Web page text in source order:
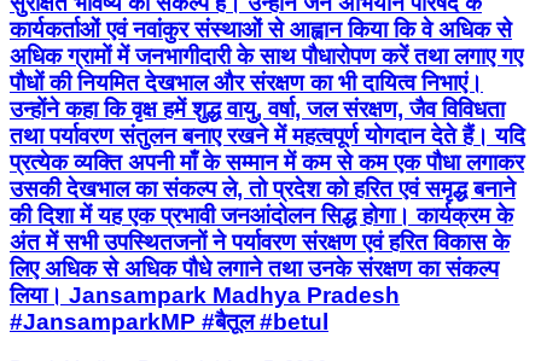
कार्यकर्ताओं एवं नवांकुर संस्थाओं से आह्वान किया कि वे अधिक से
अधिक ग्रामों में जनभागीदारी के साथ पौधारोपण करें तथा लगाए गए
पौधों की नियमित देखभाल और संरक्षण का भी दायित्व निभाएं।
उन्होंने कहा कि वृक्ष हमें शुद्ध वायु, वर्षा, जल संरक्षण, जैव विविधता
तथा पर्यावरण संतुलन बनाए रखने में महत्वपूर्ण योगदान देते हैं। यदि
प्रत्येक व्यक्ति अपनी माँ के सम्मान में कम से कम एक पौधा लगाकर
उसकी देखभाल का संकल्प ले, तो प्रदेश को हरित एवं समृद्ध बनाने
की दिशा में यह एक प्रभावी जनआंदोलन सिद्ध होगा। कार्यक्रम के
अंत में सभी उपस्थितजनों ने पर्यावरण संरक्षण एवं हरित विकास के
लिए अधिक से अधिक पौधे लगाने तथा उनके संरक्षण का संकल्प
लिया। Jansampark Madhya Pradesh
#JansamparkMP #बैतूल #betul